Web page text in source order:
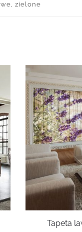
zielone
Tapeta